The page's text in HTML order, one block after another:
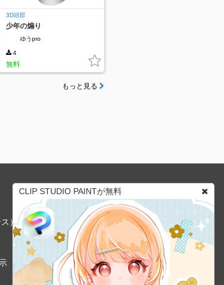
3D頭部
少年の煽り
ゆうpro
4
無料
もっと見る
CLIP STUDIO PAINTが無料
）